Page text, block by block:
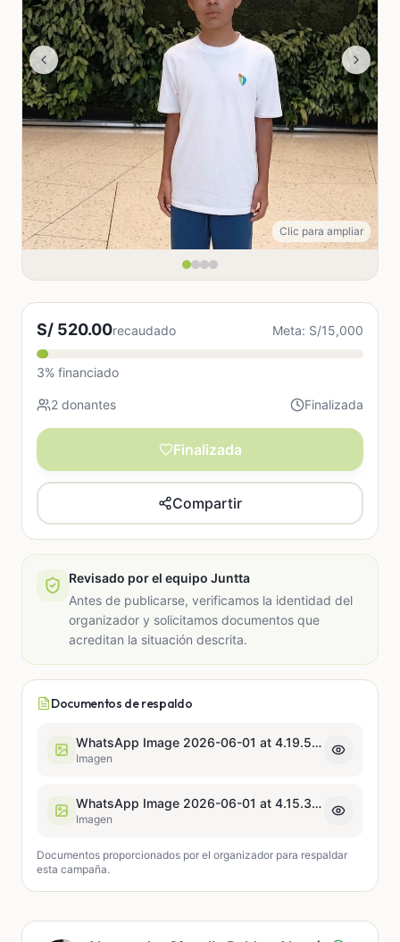
Clic para ampliar
S/ 520.00recaudado Meta: S/15,000
3% financiado
2 donantes Finalizada
Finalizada
Compartir
Revisado por el equipo Juntta
Antes de publicarse, verificamos la identidad del
organizador y solicitamos documentos que
acreditan la situación descrita.
Documentos de respaldo
WhatsApp Image 2026-06-01 at 4.19.58 PM.jpeg
Imagen
WhatsApp Image 2026-06-01 at 4.15.35 PM.jpeg
Imagen
Documentos proporcionados por el organizador para respaldar
esta campaña.